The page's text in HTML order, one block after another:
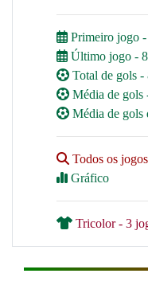
Primeiro jogo
Último jogo -
Total de gols -
Média de gols
Média de gols
Todos os jogos
Gráfico
Tricolor - 3